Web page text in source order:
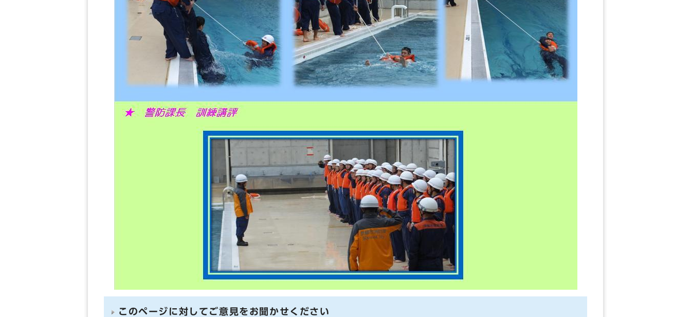
このページに対してご意見をお聞かせください